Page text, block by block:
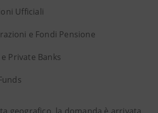
Ufficiali
e Fondi Pensione
Private Banks